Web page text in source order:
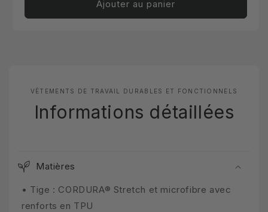
Ajouter au panier
VÊTEMENTS DE TRAVAIL DURABLES ET FONCTIONNELS
Informations détaillées
Matières
• Tige : CORDURA® Stretch et microfibre avec
renforts en TPU